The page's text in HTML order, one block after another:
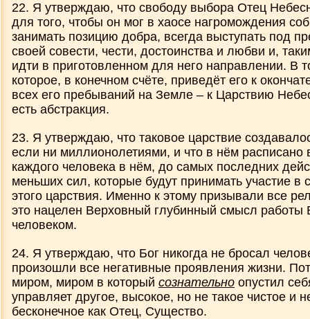
22. Я утверждаю, что свободу выбора Отец
для того, чтобы он мог в хаосе нагромождения
занимать позицию добра, всегда выступать под
своей совести, чести, достоинства и любви и,
идти в приготовленном для него направлении. В
которое, в конечном счёте, приведёт его к
всех его пребываний на Земле – к Царствию
есть абстракция.
23. Я утверждаю, что таковое царствие
если ни миллионолетиями, и что в нём расписано
каждого человека в нём, до самых последних
меньших сил, которые будут принимать участие в
этого царствия. Именно к этому призывали все
это нацелен Верховный глубинный смысл работы
человеком.
24. Я утверждаю, что Бог никогда не бросал
произошли все негативные проявления жизни.
миром, миром в который сознательно опустил
управляет другое, высокое, но не такое чистое и
бесконечное как Отец, Существо.